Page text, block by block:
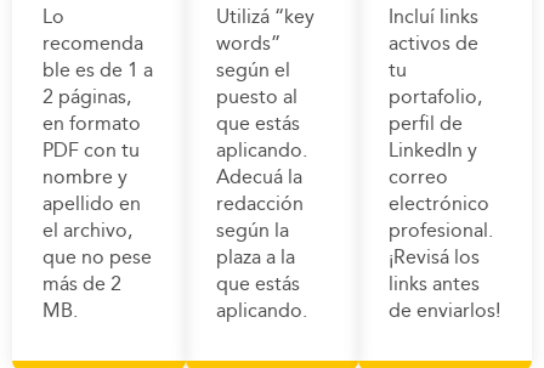
Lo
recomenda
ble es de 1 a
2 páginas,
en formato
PDF con tu
nombre y
apellido en
el archivo,
que no pese
más de 2
MB.
Utilizá “key
words”
según el
puesto al
que estás
aplicando.
Adecuá la
redacción
según la
plaza a la
que estás
aplicando.
Incluí links
activos de
tu
portafolio,
perfil de
LinkedIn y
correo
electrónico
profesional.
¡Revisá los
links antes
de enviarlos!